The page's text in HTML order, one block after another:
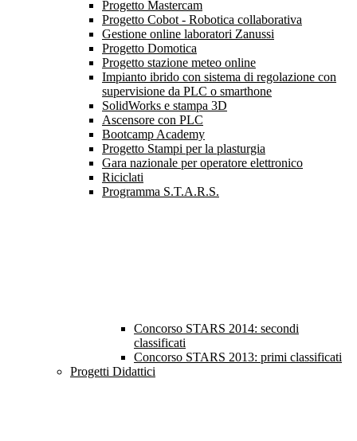
Progetto Mastercam
Progetto Cobot - Robotica collaborativa
Gestione online laboratori Zanussi
Progetto Domotica
Progetto stazione meteo online
Impianto ibrido con sistema di regolazione con
supervisione da PLC o smarthone
SolidWorks e stampa 3D
Ascensore con PLC
Bootcamp Academy
Progetto Stampi per la plasturgia
Gara nazionale per operatore elettronico
Riciclati
Programma S.T.A.R.S.
Concorso STARS 2014: secondi
classificati
Concorso STARS 2013: primi classificati
Progetti Didattici